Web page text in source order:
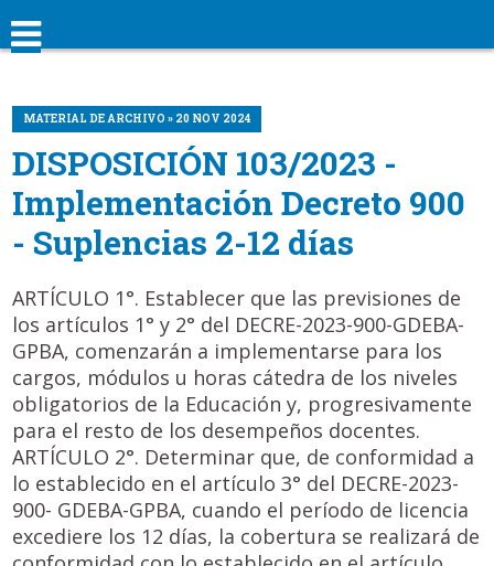
MATERIAL DE ARCHIVO » 20 NOV 2024
DISPOSICIÓN 103/2023 -
Implementación Decreto 900
- Suplencias 2-12 días
ARTÍCULO 1°. Establecer que las previsiones de
los artículos 1° y 2° del DECRE-2023-900-GDEBA-
GPBA, comenzarán a implementarse para los
cargos, módulos u horas cátedra de los niveles
obligatorios de la Educación y, progresivamente
para el resto de los desempeños docentes.
ARTÍCULO 2°. Determinar que, de conformidad a
lo establecido en el artículo 3° del DECRE-2023-
900- GDEBA-GPBA, cuando el período de licencia
excediere los 12 días, la cobertura se realizará de